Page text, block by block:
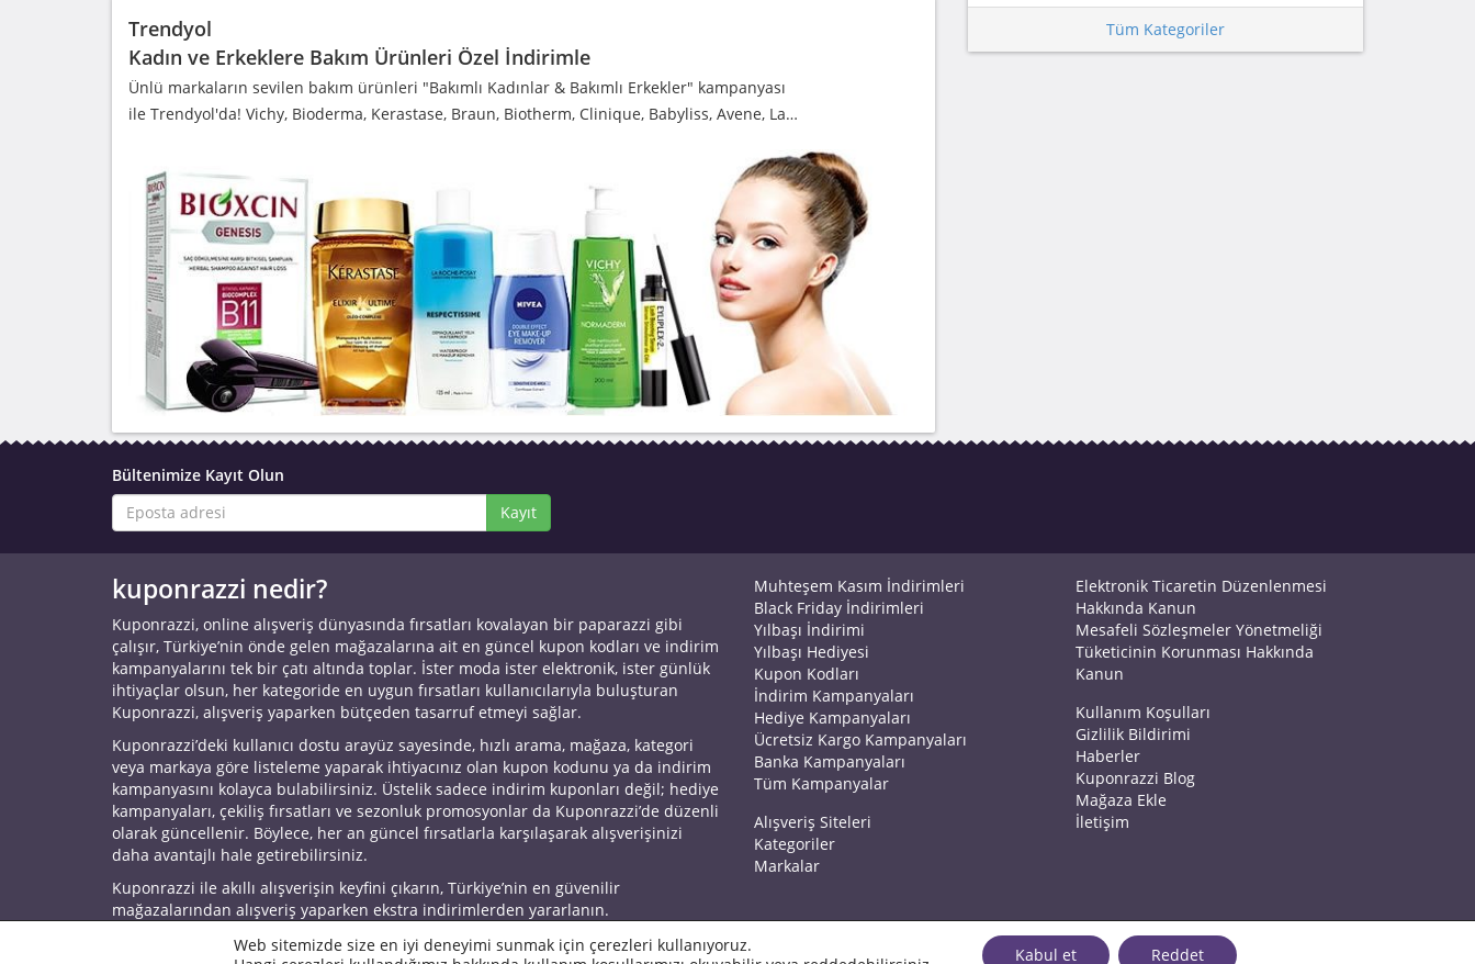
Trendyol
Kadın ve Erkeklere Bakım Ürünleri Özel İndirimle
Ünlü markaların sevilen bakım ürünleri "Bakımlı Kadınlar & Bakımlı Erkekler" kampanyası
ile Trendyol'da! Vichy, Bioderma, Kerastase, Braun, Biotherm, Clinique, Babyliss, Avene, La…
Tüm Kategoriler
Bültenimize Kayıt Olun
Kayıt
kuponrazzi nedir?
Kuponrazzi, online alışveriş dünyasında fırsatları kovalayan bir paparazzi gibi
çalışır, Türkiye’nin önde gelen mağazalarına ait en güncel kupon kodları ve indirim
kampanyalarını tek bir çatı altında toplar. İster moda ister elektronik, ister günlük
ihtiyaçlar olsun, her kategoride en uygun fırsatları kullanıcılarıyla buluşturan
Kuponrazzi, alışveriş yaparken bütçeden tasarruf etmeyi sağlar.
Kuponrazzi’deki kullanıcı dostu arayüz sayesinde, hızlı arama, mağaza, kategori
veya markaya göre listeleme yaparak ihtiyacınız olan kupon kodunu ya da indirim
kampanyasını kolayca bulabilirsiniz. Üstelik sadece indirim kuponları değil; hediye
kampanyaları, çekiliş fırsatları ve sezonluk promosyonlar da Kuponrazzi’de düzenli
olarak güncellenir. Böylece, her an güncel fırsatlarla karşılaşarak alışverişinizi
daha avantajlı hale getirebilirsiniz.
Kuponrazzi ile akıllı alışverişin keyfini çıkarın, Türkiye’nin en güvenilir
mağazalarından alışveriş yaparken ekstra indirimlerden yararlanın.
Muhteşem Kasım İndirimleri
Black Friday İndirimleri
Yılbaşı İndirimi
Yılbaşı Hediyesi
Kupon Kodları
İndirim Kampanyaları
Hediye Kampanyaları
Ücretsiz Kargo Kampanyaları
Banka Kampanyaları
Tüm Kampanyalar
Alışveriş Siteleri
Kategoriler
Markalar
Elektronik Ticaretin Düzenlenmesi
Hakkında Kanun
Mesafeli Sözleşmeler Yönetmeliği
Tüketicinin Korunması Hakkında
Kanun
Kullanım Koşulları
Gizlilik Bildirimi
Haberler
Kuponrazzi Blog
Mağaza Ekle
İletişim
© 2026 KuponrazziWeb sitemizde size en iyi deneyimi sunmak için çerezleri kullanıyoruz.
Kabul et Reddet